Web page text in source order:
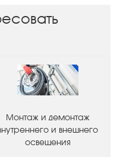
Монтаж и демонтаж
и внешнего
освещения